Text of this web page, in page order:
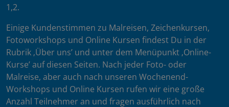
1,2.
Einige Kundenstimmen zu Malreisen, Zeichenkursen,
Fotoworkshops und Online Kursen findest Du in der
Rubrik ‚Über uns’ und unter dem Menüpunkt ‚Online-
Kurse’ auf diesen Seiten. Nach jeder Foto- oder
Malreise, aber auch nach unseren Wochenend-
Workshops und Online Kursen rufen wir eine große
Anzahl Teilnehmer an und fragen ausführlich nach